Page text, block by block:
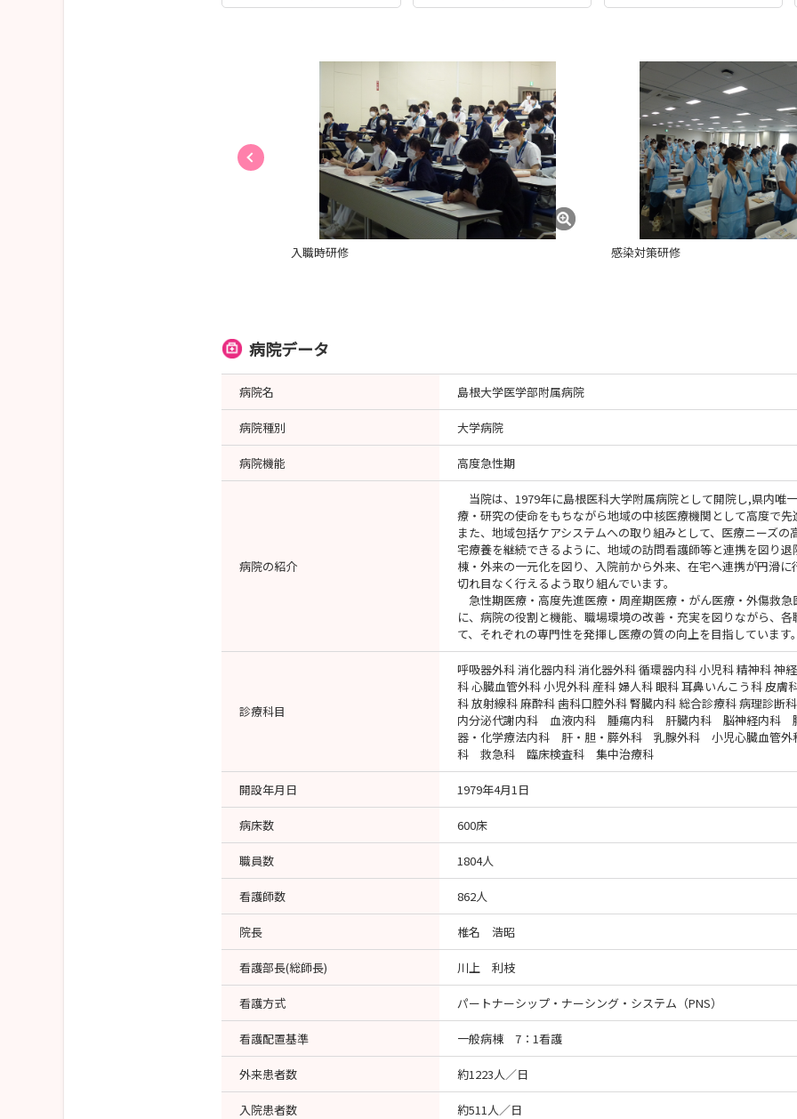
入職時研修 感染対策研修
病院データ
病院名 島根大学医学部附属病院
病院種別 大学病院
病院機能 高度急性期
病院の紹介
当院は、1979年に島根医科大学附属病院として開院し,県内唯
療・研究の使命をもちながら地域の中核医療機関として高度で
また、地域包括ケアシステムへの取り組みとして、医療ニーズ
宅療養を継続できるように、地域の訪問看護師等と連携を図り
棟・外来の一元化を図り、入院前から外来、在宅へ連携が円滑
切れ目なく行えるよう取り組んでいます。
急性期医療・高度先進医療・周産期医療・がん医療・外傷救
に、病院の役割と機能、職場環境の改善・充実を図りながら、
て、それぞれの専門性を発揮し医療の質の向上を目指しています
診療科目
呼吸器外科 消化器内科 消化器外科 循環器内科 小児科 精神科 神
科 心臓血管外科 小児外科 産科 婦人科 眼科 耳鼻いんこう科 皮膚
科 放射線科 麻酔科 歯科口腔外科 腎臓内科 総合診療科 病理診断
内分泌代謝内科 血液内科 腫瘍内科 肝臓内科 脳神経内科
器・化学療法内科 肝・胆・膵外科 乳腺外科 小児心臓血管
科 救急科 臨床検査科 集中治療科
開設年月日 1979年4月1日
病床数 600床
職員数 1804人
看護師数 862人
院長 椎名 浩昭
看護部長(総師長) 川上 利枝
看護方式 パートナーシップ・ナーシング・システム（PNS）
看護配置基準 一般病棟 7：1看護
外来患者数 約1223人／日
入院患者数 約511人／日